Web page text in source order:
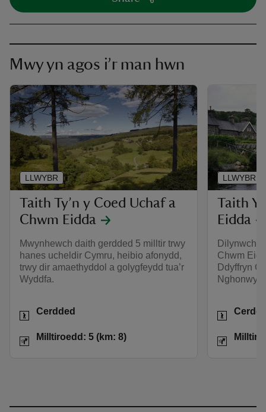
Mwy yn agos i’r man hwn
Taith Ty’n y Coed Uchaf a
Chwm Eidda
Mwynhewch daith gerdded 5 milltir trwy
hanes ucheldir Cymru, heibio afonydd,
trwy dir amaethyddol a golygfeydd tua’r
Wyddfa.
Gweithgareddau
Cerdded
PellterMilltiroedd: 5 (km: 8)
LLWYBR
Taith
Eidda
Dilynwch
Chwm
Ddyffryn
Nghonwy,
Pellter
LLWYBR